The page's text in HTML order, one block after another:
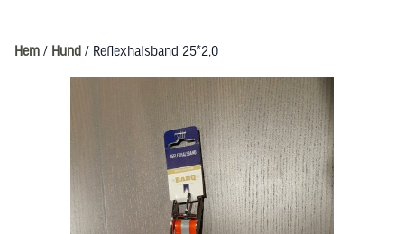
Hem / Hund / Reflexhalsband 25*2,0